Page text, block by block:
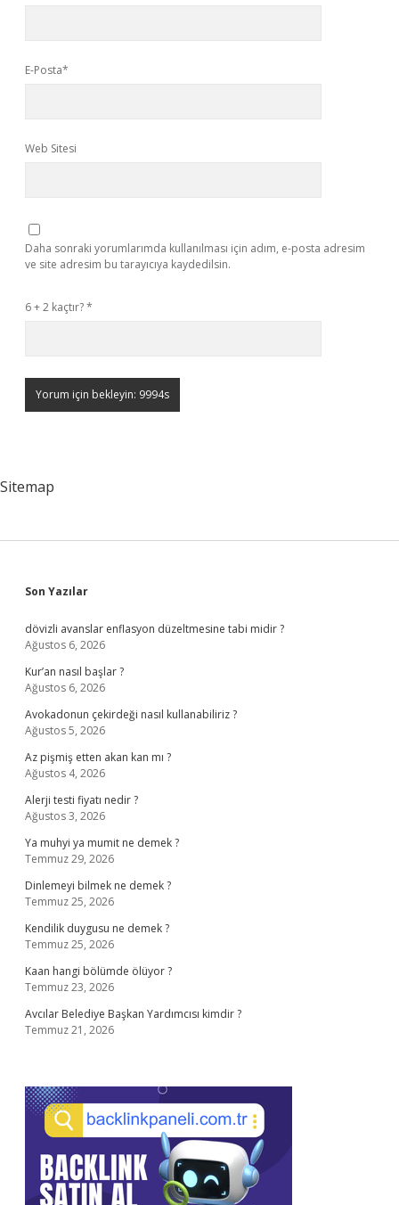
E-Posta*
Web Sitesi
Daha sonraki yorumlarımda kullanılması için adım, e-posta adresim
ve site adresim bu tarayıcıya kaydedilsin.
6 + 2 kaçtır?*
Sitemap
Sidebar
Son Yazılar
dövizli avanslar enflasyon düzeltmesine tabi midir ?
Ağustos 6, 2026
Kur’an nasıl başlar ?
Ağustos 6, 2026
Avokadonun çekirdeği nasıl kullanabiliriz ?
Ağustos 5, 2026
Az pişmiş etten akan kan mı ?
Ağustos 4, 2026
Alerji testi fiyatı nedir ?
Ağustos 3, 2026
Ya muhyi ya mumit ne demek ?
Temmuz 29, 2026
Dinlemeyi bilmek ne demek ?
Temmuz 25, 2026
Kendilik duygusu ne demek ?
Temmuz 25, 2026
Kaan hangi bölümde ölüyor ?
Temmuz 23, 2026
Avcılar Belediye Başkan Yardımcısı kimdir ?
Temmuz 21, 2026